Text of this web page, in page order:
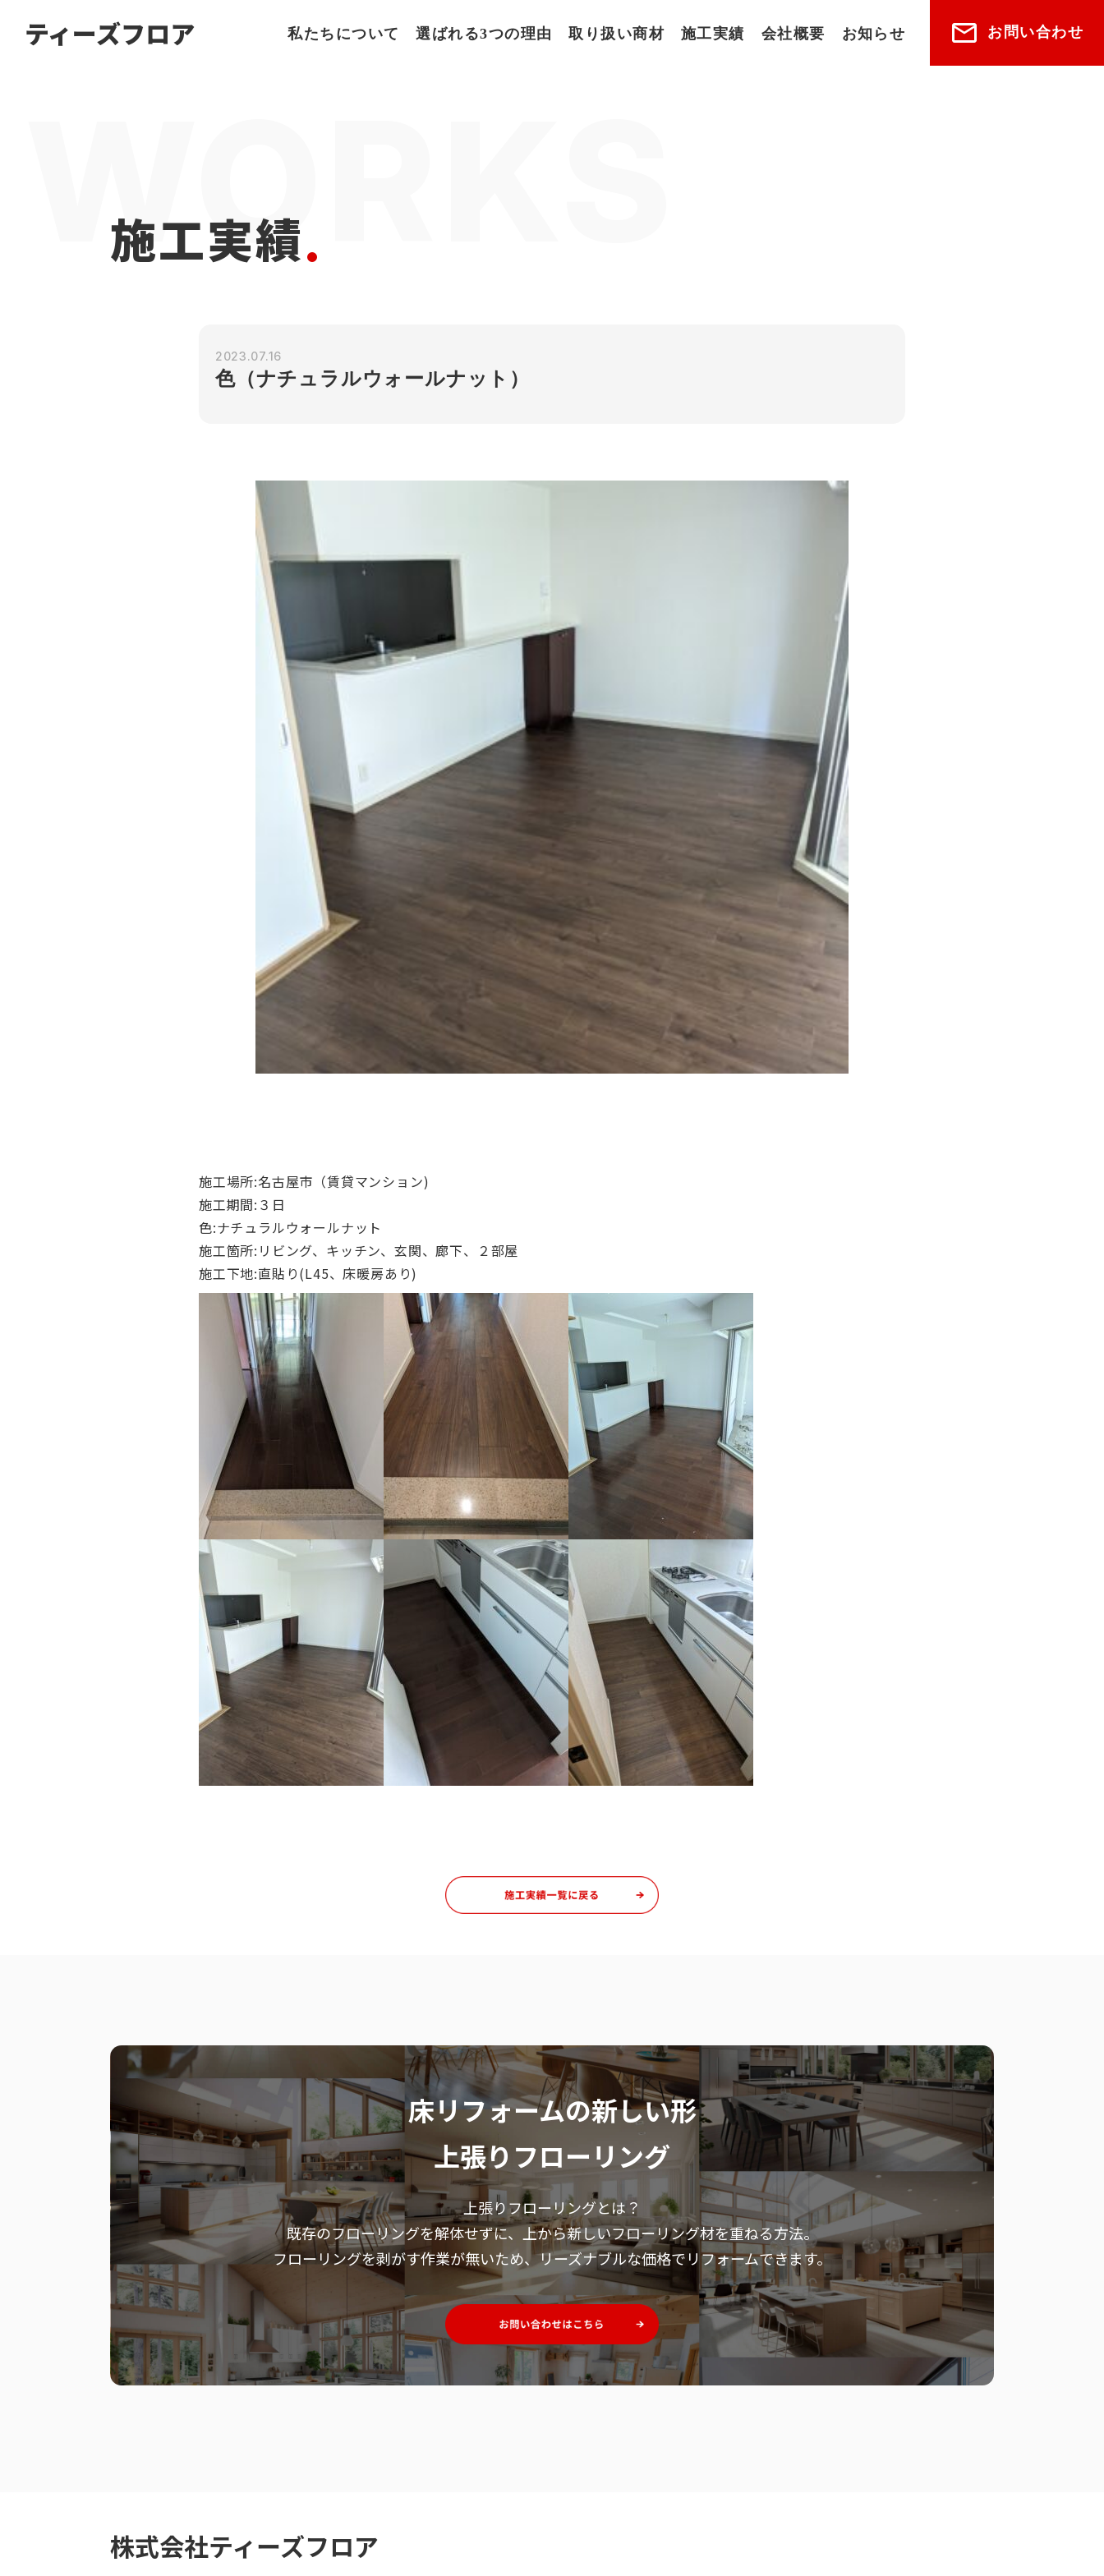
ティーズフロア 私たちについて 選ばれる3つの理由 取り扱い商材 施工実績 会社概要 お知らせ お問い合わせ
施工実績
2023.07.16
色（ナチュラルウォールナット）
施工場所:名古屋市（賃貸マンション)
施工期間:３日
色:ナチュラルウォールナット
施工箇所:リビング、キッチン、玄関、廊下、２部屋
施工下地:直貼り(L45、床暖房あり)
床リフォームの新しい形
上張りフローリング
上張りフローリングとは？
既存のフローリングを解体せずに、上から新しいフローリング材を重ねる方法。
フローリングを剥がす作業が無いため、リーズナブルな価格でリフォームできます。
株式会社ティーズフロア